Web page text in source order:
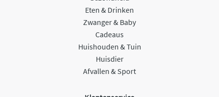
Eten & Drinken
Zwanger & Baby
Cadeaus
Huishouden & Tuin
Huisdier
Afvallen & Sport